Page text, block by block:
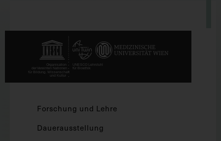
Forschung und Lehre
Dauerausstellung